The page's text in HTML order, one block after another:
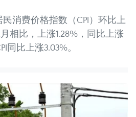
消费价格指数（CPI）环比上
相比，上涨1.28%，同比上涨
同比上涨3.03%。